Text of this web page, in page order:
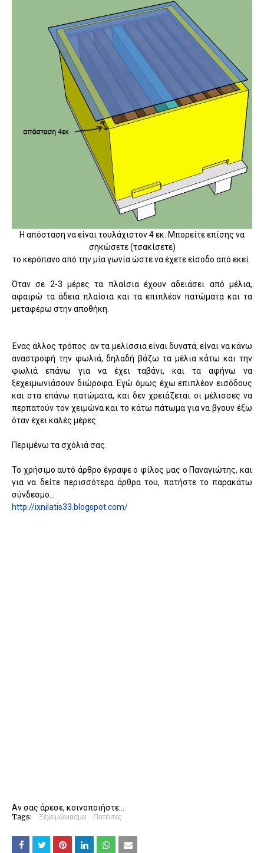
Η απόσταση να είναι τουλάχιστον 4 εκ. Μπορείτε επίσης να
σηκώσετε (τσακίσετε)
το κερόπανο από την μία γωνία ώστε να έχετε είσοδο από εκεί.
Όταν σε 2-3 μέρες τα πλαίσια έχουν αδειάσει από μέλια,
αφαιρώ τα άδεια πλαίσια και τα επιπλέον πατώματα και τα
μεταφέρω στην αποθήκη.
Ένας άλλος τρόπος αν τα μελίσσια είναι δυνατά, είναι να κάνω
αναστροφή την φωλιά, δηλαδή βάζω τα μέλια κάτω και την
φωλιά επάνω για να έχει ταβάνι, και τα αφήνω να
ξεχειμωνιάσουν διώροφα. Εγώ όμως έχω επιπλέον εισόδους
και στα επάνω πατώματα, και δεν χρειάζεται οι μέλισσες να
περπατούν τον χειμώνα και το κάτω πάτωμα για να βγουν έξω
όταν έχει καλές μέρες.
Περιμένω τα σχόλιά σας.
Το χρήσιμο αυτό άρθρο έγραψε ο φίλος μας ο Παναγιώτης, και
για να δείτε περισσότερα άρθρα του, πατήστε το παρακάτω
σύνδεσμο...
http://ixnilatis33.blogspot.com/
Αν σας άρεσε, κοινοποιήστε...
Tags: Ξεχειμώνιασμα Πατέντες